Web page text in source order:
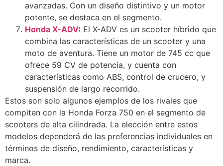
avanzadas. Con un diseño distintivo y un motor
potente, se destaca en el segmento.
Honda X-ADV: El X-ADV es un scooter híbrido que
combina las características de un scooter y una
moto de aventura. Tiene un motor de 745 cc que
ofrece 59 CV de potencia, y cuenta con
características como ABS, control de crucero, y
suspensión de largo recorrido.
Estos son solo algunos ejemplos de los rivales que
compiten con la Honda Forza 750 en el segmento de
scooters de alta cilindrada. La elección entre estos
modelos dependerá de las preferencias individuales en
términos de diseño, rendimiento, características y
marca.